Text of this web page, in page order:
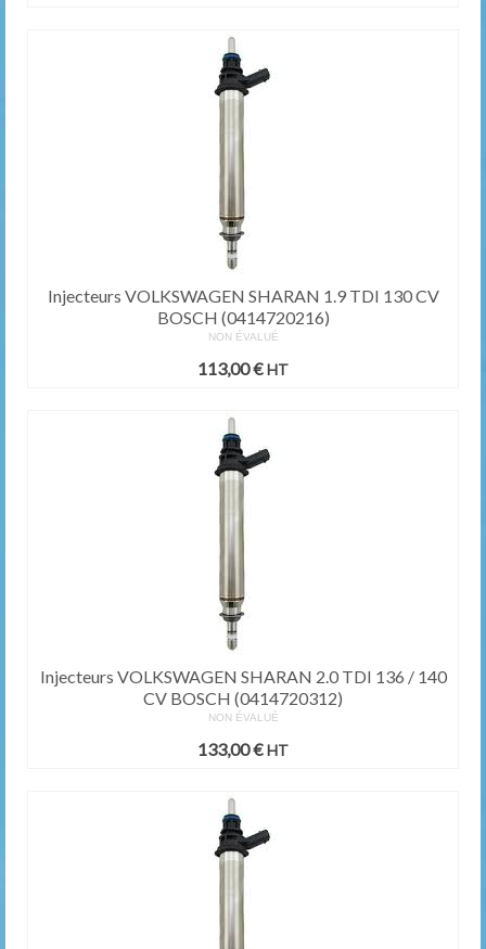
Injecteurs VOLKSWAGEN SHARAN 1.9 TDI 130 CV
BOSCH (0414720216)
NON ÉVALUÉ
113,00€ HT
Injecteurs VOLKSWAGEN SHARAN 2.0 TDI 136 / 140
CV BOSCH (0414720312)
NON ÉVALUÉ
133,00€ HT